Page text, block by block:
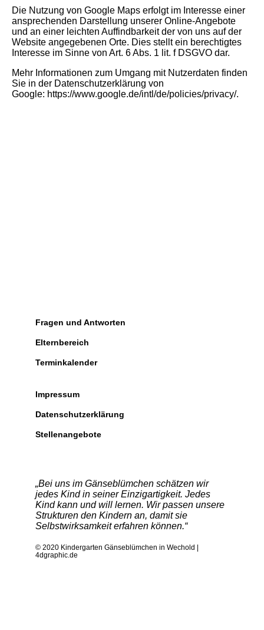
Die Nutzung von Google Maps erfolgt im Interesse einer
ansprechenden Darstellung unserer Online-Angebote
und an einer leichten Auffindbarkeit der von uns auf der
Website angegebenen Orte. Dies stellt ein berechtigtes
Interesse im Sinne von Art. 6 Abs. 1 lit. f DSGVO dar.
Mehr Informationen zum Umgang mit Nutzerdaten finden
Sie in der Datenschutzerklärung von
Google: https://www.google.de/intl/de/policies/privacy/.
Fragen und Antworten
Elternbereich
Terminkalender
Impressum
Datenschutzerklärung
Stellenangebote
„Bei uns im Gänseblümchen schätzen wir
jedes Kind in seiner Einzigartigkeit. Jedes
Kind kann und will lernen. Wir passen unsere
Strukturen den Kindern an, damit sie
Selbstwirksamkeit erfahren können.“
© 2020 Kindergarten Gänseblümchen in Wechold |
4dgraphic.de